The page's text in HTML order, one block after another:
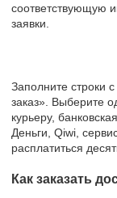
соответствующую
заявки.
Заполните строки
заказ». Выберите
курьеру,
Деньги, Qiwi,
расплатиться
Как заказать